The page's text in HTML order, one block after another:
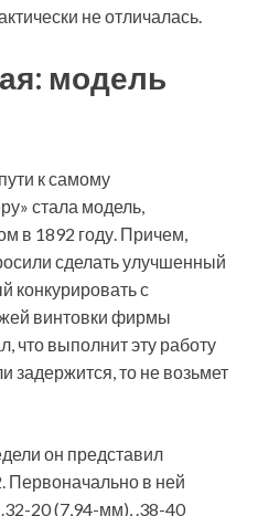
не отличалась.
модель
к самому
стала модель,
в 1892 году. Причем,
сделать улучшенный
конкурировать с
винтовки фирмы
что выполнит эту работу
задержится, то не возьмет
он представил
Первоначально в ней
20 (7,94-мм), .38-40